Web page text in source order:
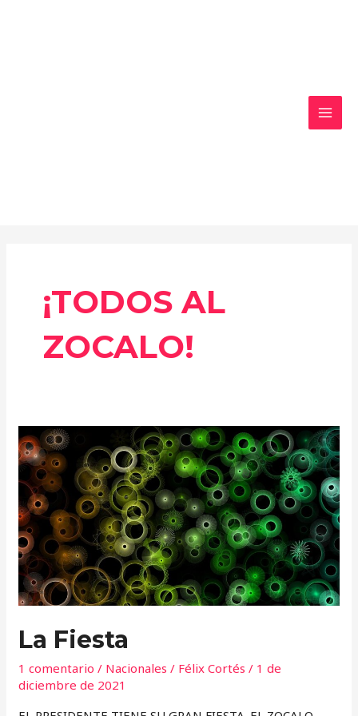
¡TODOS AL
ZOCALO!
La Fiesta
1 comentario / Nacionales / Félix Cortés/ 1 de
diciembre de 2021
La
Fiesta